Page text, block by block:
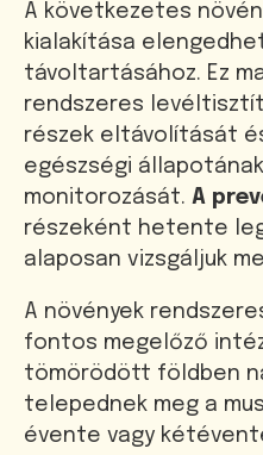
A következetes
kialakítása
távoltartásához. Ez
rendszeres
részek eltávolítását
egészségi
monitorozását. A
részeként hetente
alaposan vizsgáljuk
A növények
fontos megelőző
tömörödött földben
telepednek meg a
évente vagy